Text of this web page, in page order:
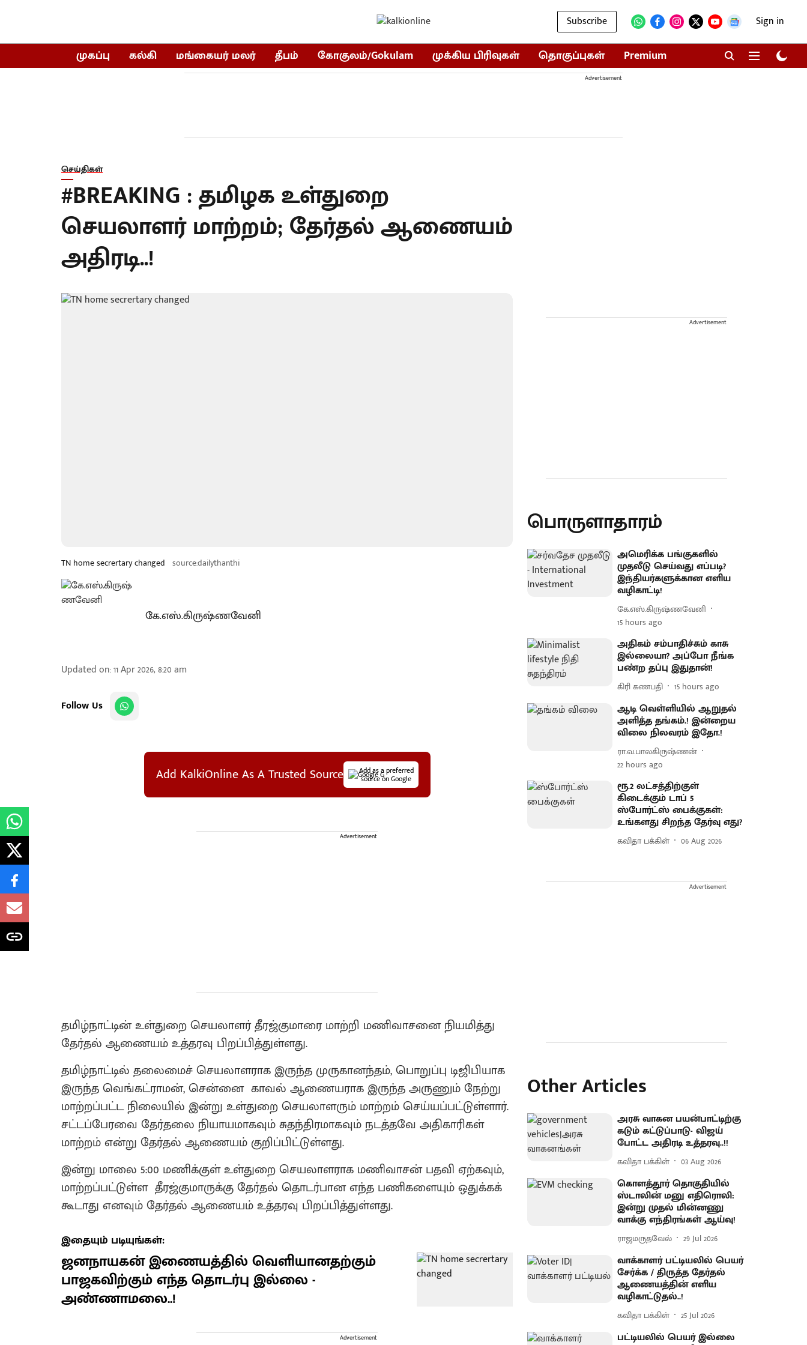
Subscribe Sign in
முகப்பு கல்கி மங்கையர் மலர் தீபம் கோகுலம்/Gokulam முக்கிய பிரிவுகள் தொகுப்புகள் Premium
Advertisement
செய்திகள்
#BREAKING : தமிழக உள்துறை
செயலாளர் மாற்றம்; தேர்தல் ஆணையம்
அதிரடி..!
TN home secrertary changed source:dailythanthi
கே.எஸ்.கிருஷ்ணவேனி
Updated on:11 Apr 2026, 8:20 am
Follow Us
Add KalkiOnline As A Trusted Source Add as a preferred
source on Google
Advertisement
தமிழ்நாட்டின் உள்துறை செயலாளர் தீரஜ்குமாரை மாற்றி மணிவாசனை நியமித்து
தேர்தல் ஆணையம் உத்தரவு பிறப்பித்துள்ளது.
தமிழ்நாட்டில் தலைமைச் செயலாளராக இருந்த முருகானந்தம், பொறுப்பு டிஜிபியாக
இருந்த வெங்கட்ராமன், சென்னை காவல் ஆணையராக இருந்த அருணும் நேற்று
மாற்றப்பட்ட நிலையில் இன்று உள்துறை செயலாளரும் மாற்றம் செய்யப்பட்டுள்ளார்.
சட்டப்பேரவை தேர்தலை நியாயமாகவும் சுதந்திரமாகவும் நடத்தவே அதிகாரிகள்
மாற்றம் என்று தேர்தல் ஆணையம் குறிப்பிட்டுள்ளது.
இன்று மாலை 5:00 மணிக்குள் உள்துறை செயலாளராக மணிவாசன் பதவி ஏற்கவும்,
மாற்றப்பட்டுள்ள தீரஜ்குமாருக்கு தேர்தல் தொடர்பான எந்த பணிகளையும் ஒதுக்கக்
கூடாது எனவும் தேர்தல் ஆணையம் உத்தரவு பிறப்பித்துள்ளது.
இதையும் படியுங்கள்:
ஜனநாயகன் இணையத்தில் வெளியானதற்கும்
பாஜகவிற்கும் எந்த தொடர்பு இல்லை -
அண்ணாமலை..!
Advertisement
Advertisement
பொருளாதாரம்
அமெரிக்க பங்குகளில்
முதலீடு செய்வது எப்படி?
இந்தியர்களுக்கான எளிய
வழிகாட்டி!
கே.எஸ்.கிருஷ்ணவேனி
15 hours ago
அதிகம் சம்பாதிச்சும் காசு
இல்லையா? அப்போ நீங்க
பண்ற தப்பு இதுதான்!
கிரி கணபதி 15 hours ago
ஆடி வெள்ளியில் ஆறுதல்
அளித்த தங்கம்.! இன்றைய
விலை நிலவரம் இதோ.!
ரா.வ.பாலகிருஷ்ணன்
22 hours ago
ரூ.2 லட்சத்திற்குள்
கிடைக்கும் டாப் 5
ஸ்போர்ட்ஸ் பைக்குகள்:
உங்களது சிறந்த தேர்வு எது?
கவிதா பக்கிள் 06 Aug 2026
Advertisement
Other Articles
அரசு வாகன பயன்பாட்டிற்கு
கடும் கட்டுப்பாடு- விஜய்
போட்ட அதிரடி உத்தரவு..!!
கவிதா பக்கிள் 03 Aug 2026
கொளத்தூர் தொகுதியில்
ஸ்டாலின் மனு எதிரொலி:
இன்று முதல் மின்னணு
வாக்கு எந்திரங்கள் ஆய்வு!
ராஜமருதவேல் 29 Jul 2026
வாக்காளர் பட்டியலில் பெயர்
சேர்க்க / திருத்த தேர்தல்
ஆணையத்தின் எளிய
வழிகாட்டுதல்..!
கவிதா பக்கிள் 25 Jul 2026
பட்டியலில் பெயர் இல்லை